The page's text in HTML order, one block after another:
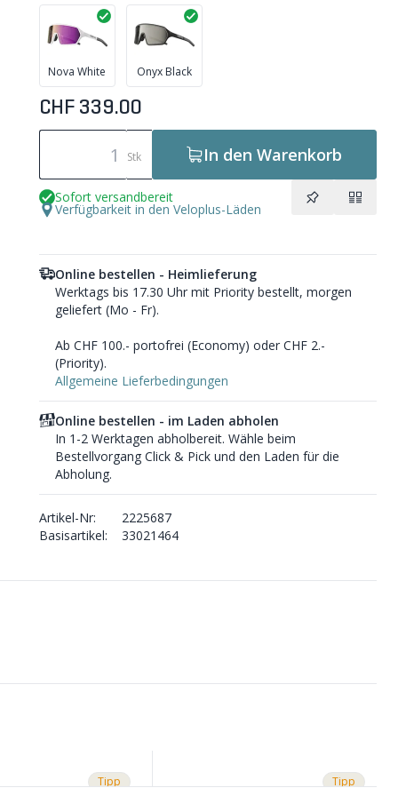
Nova White Onyx Black
CHF 339.00
Stk In den Warenkorb
Sofort versandbereit
Verfügbarkeit in den Veloplus-Läden
Online bestellen - Heimlieferung
Werktags bis 17.30 Uhr mit Priority bestellt, morgen
geliefert (Mo - Fr).
Ab CHF 100.- portofrei (Economy) oder CHF 2.-
(Priority).
Allgemeine Lieferbedingungen
Online bestellen - im Laden abholen
In 1-2 Werktagen abholbereit. Wähle beim
Bestellvorgang Click & Pick und den Laden für die
Abholung.
Artikel-Nr:
2225687
Basisartikel:
33021464
Tipp Tipp